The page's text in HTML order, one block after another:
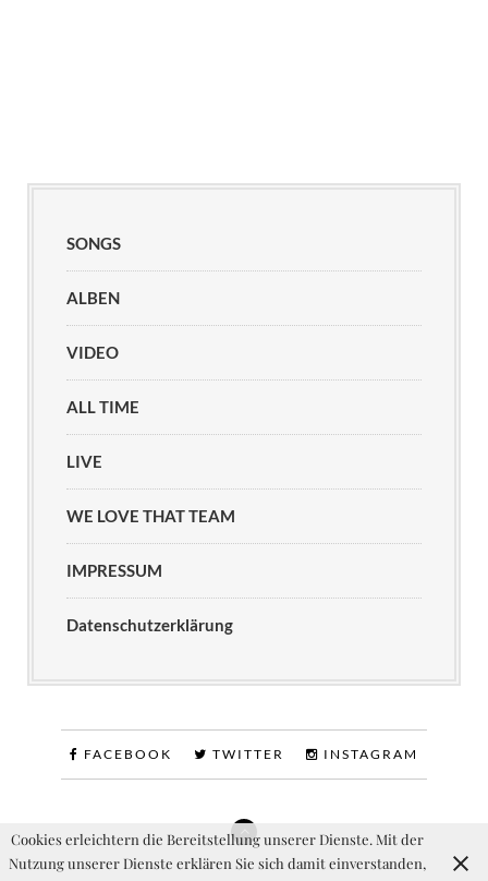
SONGS
ALBEN
VIDEO
ALL TIME
LIVE
WE LOVE THAT TEAM
IMPRESSUM
Datenschutzerklärung
FACEBOOK TWITTER INSTAGRAM
Cookies erleichtern die Bereitstellung unserer Dienste. Mit der
Nutzung unserer Dienste erklären Sie sich damit einverstanden,